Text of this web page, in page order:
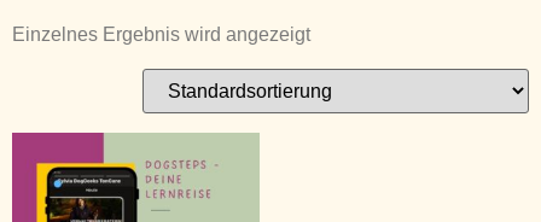
Einzelnes Ergebnis wird angezeigt